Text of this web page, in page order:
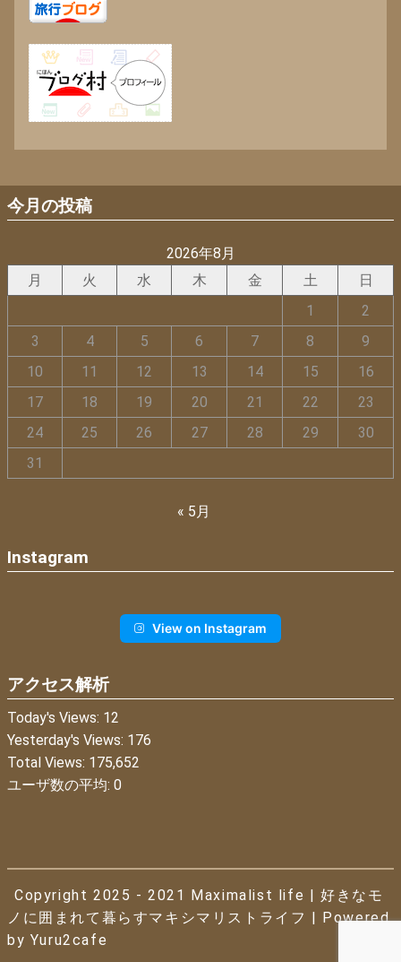
今月の投稿
2026年8月
月
火 水 木 金 土
日
1
2
3
4 5 6 7 8
9
10
11 12 13 14 15
16
17
18 19 20 21 22
23
24
25 26 27 28 29
30
31
« 5月
Instagram
View on Instagram
アクセス解析
Today's Views: 12
Yesterday's Views: 176
Total Views: 175,652
ユーザ数の平均: 0
Copyright 2025 - 2021 Maximalist life | 好きなモ
ノに囲まれて暮らすマキシマリストライフ | Powered
by Yuru2cafe